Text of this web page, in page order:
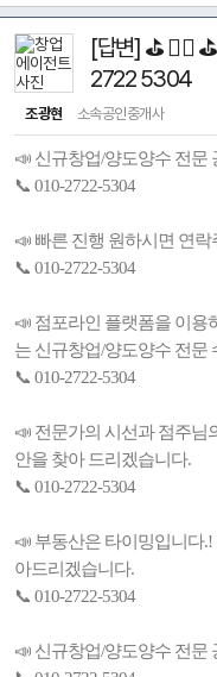
[답변] ⛳️ 🏌️‍♂️
2722 5304
조광현 소속공인중개사
📣 신규창업/양도양수 전문
📞 010-2722-5304
📣 빠른 진행 원하시면 연락
📞 010-2722-5304
📣 점포라인 플랫폼을 이용
는 신규창업/양도양수 전문
📞 010-2722-5304
📣 전문가의 시선과 점주님
안을 찾아 드리겠습니다.
📞 010-2722-5304
📣 부동산은 타이밍입니다
아드리겠습니다.
📞 010-2722-5304
📣 신규창업/양도양수 전문